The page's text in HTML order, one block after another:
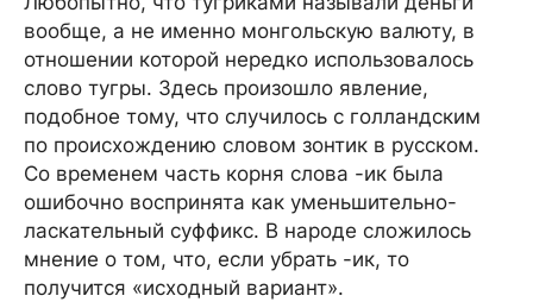
вообще, а не именно монгольскую валюту, в
отношении которой нередко использовалось
слово тугры. Здесь произошло явление,
подобное тому, что случилось с голландским
по происхождению словом зонтик в русском.
Со временем часть корня слова -ик была
ошибочно воспринята как уменьшительно-
ласкательный суффикс. В народе сложилось
мнение о том, что, если убрать -ик, то
получится «исходный вариант».